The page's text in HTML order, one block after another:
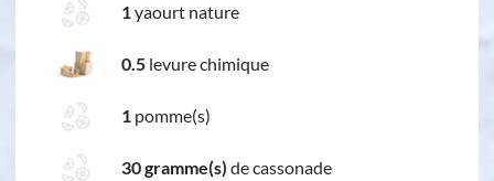
1yaourt nature
0.5 levure chimique
1 pomme(s)
30 gramme(s) de cassonade